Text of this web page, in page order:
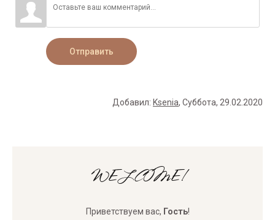
Отправить
Добавил: Ksenia, Суббота, 29.02.2020
WELCOME!
Приветствуем вас, Гость!